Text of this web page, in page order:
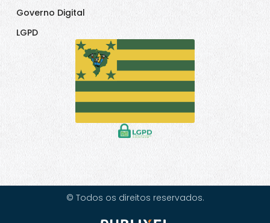
Governo Digital
LGPD
© Todos os direitos reservados.